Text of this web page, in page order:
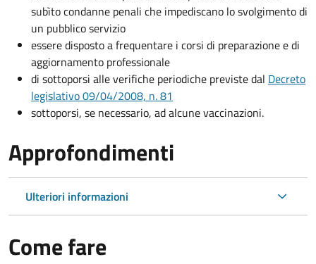
subìto condanne penali che impediscano lo svolgimento di
un pubblico servizio
essere disposto a frequentare i corsi di preparazione e di
aggiornamento professionale
di sottoporsi alle verifiche periodiche previste dal Decreto
legislativo 09/04/2008, n. 81
sottoporsi, se necessario, ad alcune vaccinazioni.
Approfondimenti
Ulteriori informazioni
Come fare